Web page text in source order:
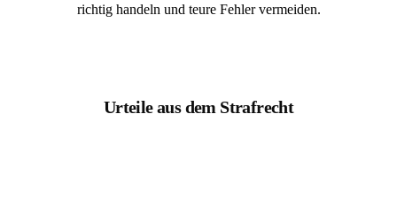
richtig handeln und teure Fehler vermeiden.
Urteile aus dem Strafrecht